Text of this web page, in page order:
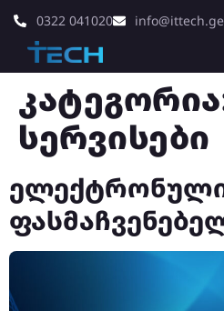
0322 041020 info@ittech.ge
სერვისები